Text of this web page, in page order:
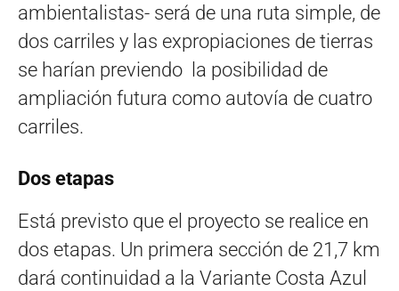
ambientalistas- será de una ruta simple, de
dos carriles y las expropiaciones de tierras
se harían previendo la posibilidad de
ampliación futura como autovía de cuatro
carriles.
Dos etapas
Está previsto que el proyecto se realice en
dos etapas. Un primera sección de 21,7 km
dará continuidad a la Variante Costa Azul